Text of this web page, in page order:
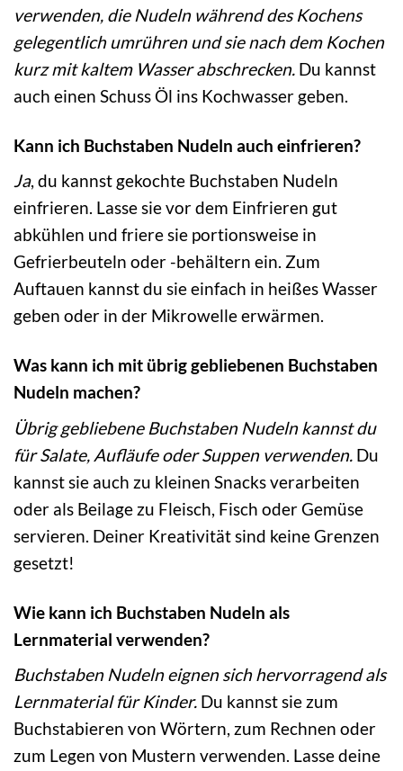
verwenden, die Nudeln während des Kochens
gelegentlich umrühren und sie nach dem Kochen
kurz mit kaltem Wasser abschrecken. Du kannst
auch einen Schuss Öl ins Kochwasser geben.
Kann ich Buchstaben Nudeln auch einfrieren?
Ja, du kannst gekochte Buchstaben Nudeln
einfrieren. Lasse sie vor dem Einfrieren gut
abkühlen und friere sie portionsweise in
Gefrierbeuteln oder -behältern ein. Zum
Auftauen kannst du sie einfach in heißes Wasser
geben oder in der Mikrowelle erwärmen.
Was kann ich mit übrig gebliebenen Buchstaben
Nudeln machen?
Übrig gebliebene Buchstaben Nudeln kannst du
für Salate, Aufläufe oder Suppen verwenden. Du
kannst sie auch zu kleinen Snacks verarbeiten
oder als Beilage zu Fleisch, Fisch oder Gemüse
servieren. Deiner Kreativität sind keine Grenzen
gesetzt!
Wie kann ich Buchstaben Nudeln als
Lernmaterial verwenden?
Buchstaben Nudeln eignen sich hervorragend als
Lernmaterial für Kinder. Du kannst sie zum
Buchstabieren von Wörtern, zum Rechnen oder
zum Legen von Mustern verwenden. Lasse deine